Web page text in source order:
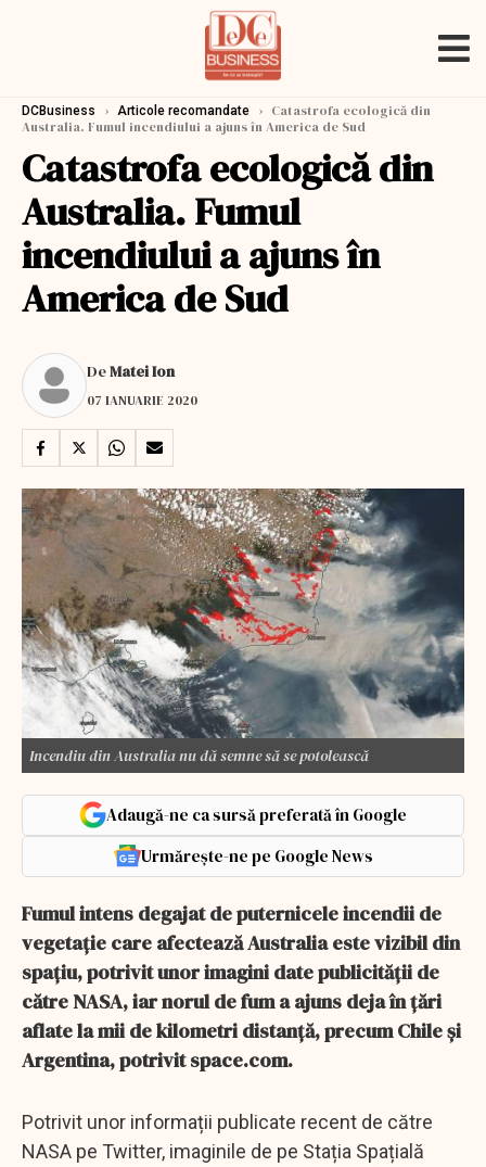
DCBusiness › Articole recomandate › Catastrofa ecologică din
Australia. Fumul incendiului a ajuns în America de Sud
Catastrofa ecologică din
Australia. Fumul
incendiului a ajuns în
America de Sud
DeMatei Ion
07 IANUARIE 2020
Incendiu din Australia nu dă semne să se potolească
Adaugă-ne ca sursă preferată în Google
Urmărește-ne pe Google News
Fumul intens degajat de puternicele incendii de
vegetație care afectează Australia este vizibil din
spațiu, potrivit unor imagini date publicității de
către NASA, iar norul de fum a ajuns deja în țări
aflate la mii de kilometri distanță, precum Chile și
Argentina, potrivit space.com.
Potrivit unor informații publicate recent de către
NASA pe Twitter, imaginile de pe Stația Spațială